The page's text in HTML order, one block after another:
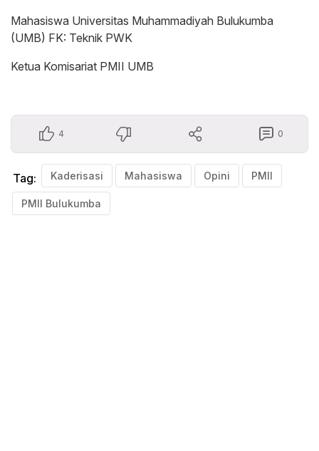
Mahasiswa Universitas Muhammadiyah Bulukumba
(UMB) FK: Teknik PWK
Ketua Komisariat PMII UMB
4 0
Tag: Kaderisasi Mahasiswa Opini PMII
PMII Bulukumba